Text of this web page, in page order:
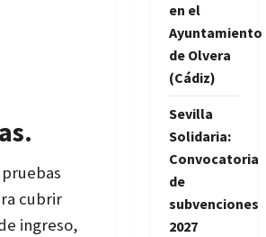
cubrir
ingreso,
en el
Ayuntamiento
de Olvera
(Cádiz)
Sevilla
Solidaria:
Convocatoria
de
subvenciones
2027